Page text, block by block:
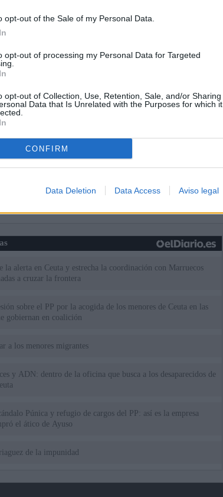
opt-out of the Sale of my Personal Data.
opt-out of processing my Personal Data for Targeted
opt-out of Collection, Use, Retention, Sale, and/or Sharing
Data that Is Unrelated with the Purposes for which it
CONFIRM
Data Deletion Data Access Aviso legal
la alerta en Ceuta y estrecha la coordinación con Marruecos
a cruzar la frontera
sobre el PP por la acogida de los menores de Ceuta en las
gobiernan en coalición
a los menores migrantes
y ADN: dentro de la oficina que busca a los desaparecidos de
Púnica y refugio de cargos del PP: así es la empresa
el ático de Ayuso
de la impunidad